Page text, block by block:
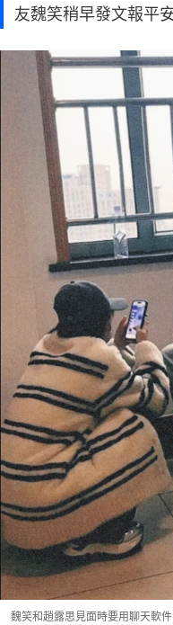
友魏笑稍早發文報平
魏笑和趙露思見面時要用聊天軟件